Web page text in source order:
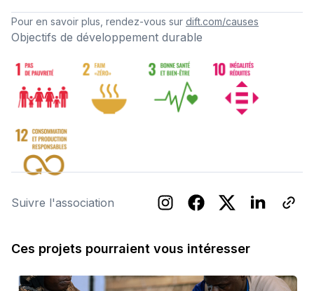
Pour en savoir plus, rendez-vous sur dift.com/causes
Objectifs de développement durable
Suivre l'association
Ces projets pourraient vous intéresser